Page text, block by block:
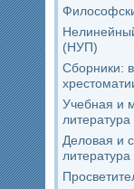
(НУП)
Сборники:
Учебная и
литература
Деловая и
литература